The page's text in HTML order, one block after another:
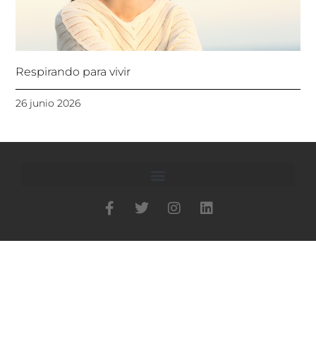
Respirando para vivir
26 junio 2026